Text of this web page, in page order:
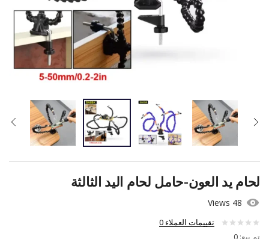
لحام يد العون-حامل لحام اليد الثالثة
48 Views
تقييمات العملاء 0
تم بيع: 0